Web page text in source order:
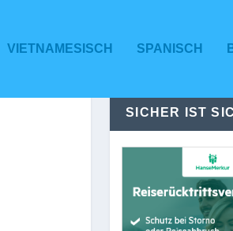
VIETNAMESISCH SPANISCH
SICHER IST